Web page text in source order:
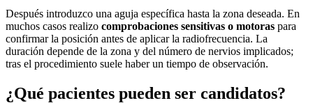
Después introduzco una aguja específica hasta la zona deseada. En
muchos casos realizo comprobaciones sensitivas o motoras para
confirmar la posición antes de aplicar la radiofrecuencia. La
duración depende de la zona y del número de nervios implicados;
tras el procedimiento suele haber un tiempo de observación.
¿Qué pacientes pueden ser candidatos?